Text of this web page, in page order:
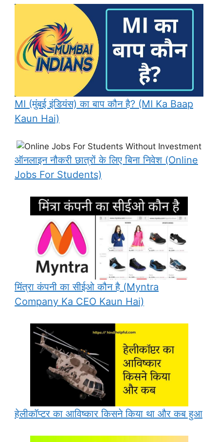
MI (मुंबई इंडियंस) का बाप कौन है? (MI Ka Baap
Kaun Hai)
ऑनलाइन नौकरी छात्रों के लिए बिना निवेश (Online
Jobs For Students)
मिंत्रा कंपनी का सीईओ कौन है (Myntra
Company Ka CEO Kaun Hai)
हेलीकॉप्टर का आविष्कार किसने किया था और कब हुआ